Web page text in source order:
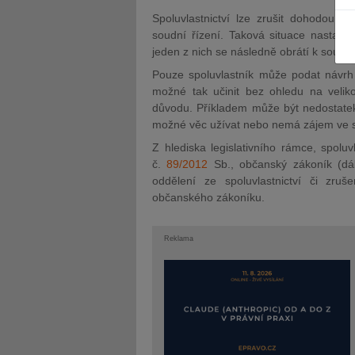
Spoluvlastnictví lze zrušit dohodou
soudní řízení. Taková situace
jeden z nich se následně obrátí k soudu.
Pouze spoluvlastník může podat
možné tak učinit bez ohledu na
důvodu. Příkladem může být
možné věc užívat nebo nemá zájem ve
Z hlediska legislativního rámce,
č.89/2012 Sb., občanský zákoník
oddělení ze spoluvlastnictví či
občanského zákoníku.
Reklama
JUDr. Tomáš Nielsen
JUDr.
Kurzy